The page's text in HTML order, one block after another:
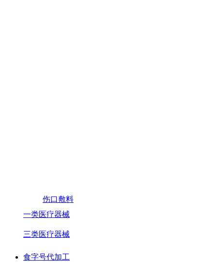
伤口敷料
一类医疗器械
三类医疗器械
食字号代加工